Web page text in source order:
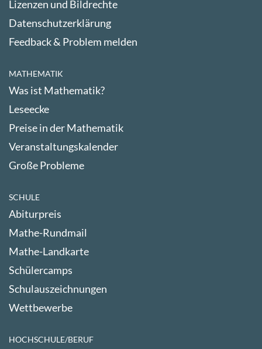
Lizenzen und Bildrechte
Datenschutzerklärung
Feedback & Problem melden
MATHEMATIK
Was ist Mathematik?
Leseecke
Preise in der Mathematik
Veranstaltungskalender
Große Probleme
SCHULE
Abiturpreis
Mathe-Rundmail
Mathe-Landkarte
Schülercamps
Schulauszeichnungen
Wettbewerbe
HOCHSCHULE/BERUF